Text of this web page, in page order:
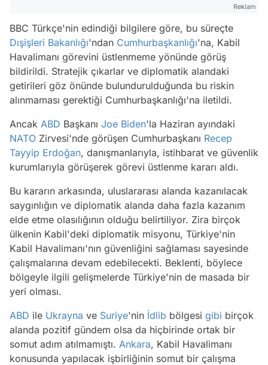
Reklam
BBC Türkçe'nin edindiği bilgilere göre, bu süreçte
Dışişleri Bakanlığı'ndan Cumhurbaşkanlığı'na, Kabil
Havalimanı görevini üstlenmeme yönünde görüş
bildirildi. Stratejik çıkarlar ve diplomatik alandaki
getirileri göz önünde bulundurulduğunda bu riskin
alınmaması gerektiği Cumhurbaşkanlığı'na iletildi.
Ancak ABD Başkanı Joe Biden'la Haziran ayındaki
NATO Zirvesi'nde görüşen Cumhurbaşkanı Recep
Tayyip Erdoğan, danışmanlarıyla, istihbarat ve güvenlik
kurumlarıyla görüşerek görevi üstlenme kararı aldı.
Bu kararın arkasında, uluslararası alanda kazanılacak
saygınlığın ve diplomatik alanda daha fazla kazanım
elde etme olasılığının olduğu belirtiliyor. Zira birçok
ülkenin Kabil'deki diplomatik misyonu, Türkiye'nin
Kabil Havalimanı'nın güvenliğini sağlaması sayesinde
çalışmalarına devam edebilecekti. Beklenti, böylece
bölgeyle ilgili gelişmelerde Türkiye'nin de masada bir
yeri olması.
ABD ile Ukrayna ve Suriye'nin İdlib bölgesi gibi birçok
alanda pozitif gündem olsa da hiçbirinde ortak bir
somut adım atılmamıştı. Ankara, Kabil Havalimanı
konusunda yapılacak işbirliğinin somut bir çalışma